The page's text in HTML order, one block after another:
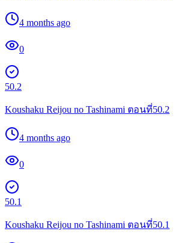
4 months ago
0
50.2
Koushaku Reijou no Tashinami ตอนที่50.2
4 months ago
0
50.1
Koushaku Reijou no Tashinami ตอนที่50.1